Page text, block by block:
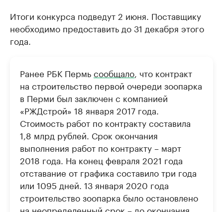
Итоги конкурса подведут 2 июня. Поставщику
необходимо предоставить до 31 декабря этого
года.
Ранее РБК Пермьсообщало , что контракт
на строительство первой очереди зоопарка
в Перми был заключен с компанией
«РЖДстрой» 18 января 2017 года.
Стоимость работ по контракту составила
1,8 млрд рублей. Срок окончания
выполнения работ по контракту – март
2018 года. На конец февраля 2021 года
отставание от графика составило три года
или 1095 дней. 13 января 2020 года
строительство зоопарка было остановлено